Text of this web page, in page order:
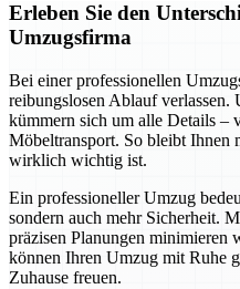
Erleben Sie den
Umzugsfirma
Bei einer professionellen
reibungslosen Ablauf verlassen.
kümmern sich um alle Details –
Möbeltransport. So bleibt Ihnen
wirklich wichtig ist.
Ein professioneller Umzug
sondern auch mehr Sicherheit.
präzisen Planungen minimieren
können Ihren Umzug mit Ruhe
Zuhause freuen.